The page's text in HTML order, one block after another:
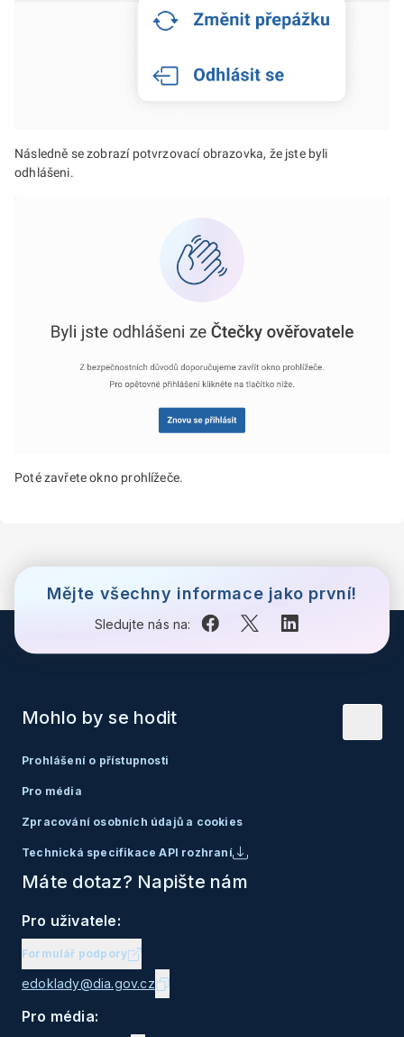
Následně se zobrazí potvrzovací obrazovka, že jste byli
odhlášeni.
Poté zavřete okno prohlížeče.
Mějte všechny informace jako první!
Sledujte nás na:
Mohlo by se hodit
Prohlášení o přístupnosti
Pro média
Zpracování osobních údajů a cookies
Technická specifikace API rozhraní
Máte dotaz? Napište nám
Pro uživatele:
Formulář podpory
edoklady@dia.gov.cz
Pro média: